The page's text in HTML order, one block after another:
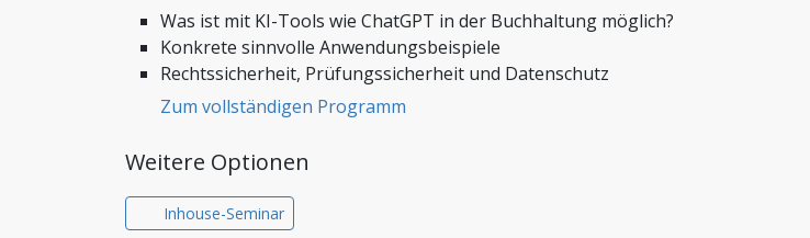
Stiftungen und Non-Profit Organisationen
Zoll und Außenhandel
Was ist mit KI-Tools wie ChatGPT in der Buchhaltung möglich?
Konkrete sinnvolle Anwendungsbeispiele
Rechtssicherheit, Prüfungssicherheit und Datenschutz
Zum vollständigen Programm
Weitere Optionen
Inhouse-Seminar